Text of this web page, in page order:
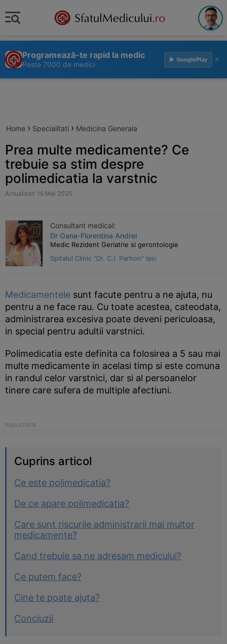
Programează-te rapid la medic
Peste 7000 de medici
▶ GooglePlay ×
Home › Specialitati › Medicina Generala
Prea multe medicamente? Ce
trebuie sa stim despre
polimedicatia la varstnic
Actualizat: 16 Mai 2025
Consultant medical:
Dr Oana-Florentina Andrei
Medic Rezident Geriatrie si gerontologie
Spitalul Clinic "Dr. C.I. Parhon" Iasi
Medicamentele sunt facute pentru a ne ajuta, nu
pentru a ne face rau. Cu toate acestea, cateodata,
administrarea excesiva poate deveni periculoasa,
in special pentru adultii varstnici.
Polimedicatia este definita ca folosirea a 5 sau mai
multe medicamente in acelasi timp si este comuna
in randul celor varstnici, dar si al persoanelor
tinere care sufera de multiple afectiuni.
Cuprins articol
Ce este polimedicatia?
De ce apare polimedicatia?
Care sunt riscurile administrarii mai multor
medicamente?
Cand trebuie sa ne adresam medicului?
Ce putem face?
Cine te poate ajuta?
Concluzii